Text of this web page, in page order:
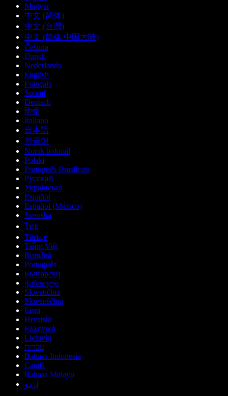
Magyar
中文 (简体)
中文 (台灣)
中文 (简体 中国大陆)
Čeština
Dansk
Nederlands
English
Français
Suomi
Deutsch
हिन्दी
Italiano
日本語
한국어
Norsk bokmål
Polski
Português Brasileiro
Русский
Українська
Español
Español (México)
Svenska
ไทย
Türkçe
Tiếng Việt
Română
Português
Български
ქართული
Slovenčina
Slovenščina
Eesti
Hrvatski
Ελληνικά
Lietuvių
עברית
Bahasa Indonesia
Català
Bahasa Melayu
اردو